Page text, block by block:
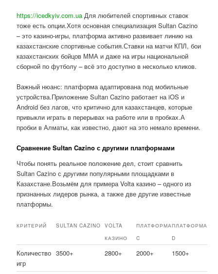
https://icedkyiv.com.ua Для любителей спортивных ставок
тоже есть опции.Хотя основная специализация Sultan Cazino
– это казино-игры, платформа активно развивает линию на
казахстанские спортивные события.Ставки на матчи КПЛ, бои
казахстанских бойцов ММА и даже на игры национальной
сборной по футболу – всё это доступно в несколько кликов.
Важный нюанс: платформа адаптирована под мобильные
устройства.Приложение Sultan Cazino работает на iOS и
Android без лагов, что критично для казахстанцев, которые
привыкли играть в перерывах на работе или в пробках.А
пробки в Алматы, как известно, дают на это немало времени.
Сравнение Sultan Cazino с другими платформами
Чтобы понять реальное положение дел, стоит сравнить
Sultan Cazino с другими популярными площадками в
Казахстане.Возьмём для примера Volta казино – одного из
признанных лидеров рынка, а также две другие известные
платформы.
КРИТЕРИЙ SULTAN CAZINO
VOLTA
КАЗИНО
ПЛАТФОРМА
C
ПЛАТФОРМА
D
Количество
игр
3500+ 2800+ 2000+ 1500+